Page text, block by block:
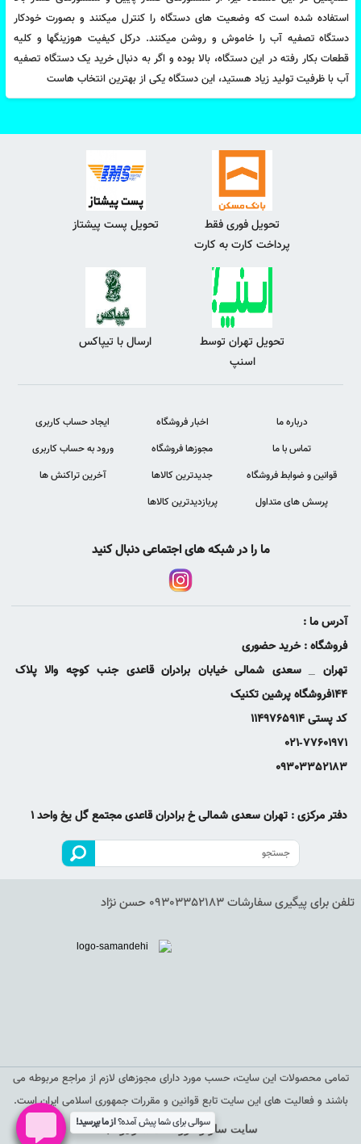
استفاده شده است که وضعیت های دستگاه را کنترل میکنند و بصورت خودکار
دستگاه تصفیه آب را خاموش و روشن میکنند. درکل کیفیت هوزینگها و کلیه
قطعات بکار رفته در این دستگاه، بالا بوده و اگر به دنبال خرید یک دستگاه تصفیه
آب با ظرفیت تولید زیاد هستید، این دستگاه یکی از بهترین انتخاب هاست
تحویل فوری فقط
پرداخت کارت به کارت
تحویل پست پیشتاز
تحویل تهران توسط
اسنپ
ارسال با تیپاکس
درباره ما
تماس با ما
قوانین و ضوابط فروشگاه
پرسش های متداول
اخبار فروشگاه
مجوزها فروشگاه
جدیدترین کالاها
پربازدیدترین کالاها
ایجاد حساب کاربری
ورود به حساب کاربری
آخرین تراکنش ها
ما را در شبکه های اجتماعی دنبال کنید
آدرس ما :
فروشگاه : خرید حضوری
تهران _ سعدی شمالی خیابان برادران قاعدی جنب کوچه والا پلاک
144فروشگاه پرشین تکنیک
کد پستی 1149765914
021-77601971
09303352183
دفتر مرکزی : تهران سعدی شمالی خ برادران قاعدی مجتمع گل یخ واحد 1
تلفن برای پیگیری سفارشات 09303352183 حسن نژاد
تمامی محصولات این سایت، حسب مورد دارای مجوزهای لازم از مراجع مربوطه می
باشند و فعالیت های این سایت تابع قوانین و مقررات جمهوری اسلامی ایران است.
سایت ساز و فروشگاه ساز یوتاب
سوالی برای شما پیش آمده؟از ما بپرسید!